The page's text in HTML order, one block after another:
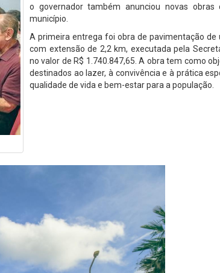
o governador também anunciou novas
município.
A primeira entrega foi obra de pavimentação de
com extensão de 2,2 km, executada pela
no valor de R$ 1.740.847,65. A obra tem como
destinados ao lazer, à convivência e à prática
qualidade de vida e bem-estar para a população.